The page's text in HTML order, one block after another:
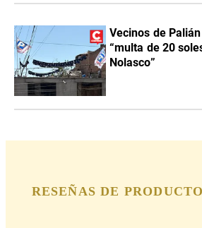
Vecinos de
“multa de 20
Nolasco”